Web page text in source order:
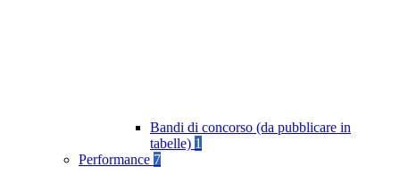
Bandi di concorso (da pubblicare in
tabelle) 1
Performance 7